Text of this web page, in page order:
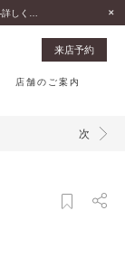
来店予約
店舗のご案内
次